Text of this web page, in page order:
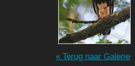
« Terug naar Galerie